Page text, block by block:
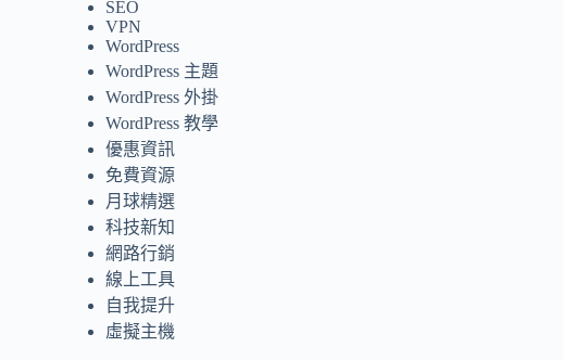
SEO
VPN
WordPress
WordPress 主題
WordPress 外掛
WordPress 教學
優惠資訊
免費資源
月球精選
科技新知
網路行銷
線上工具
自我提升
虛擬主機